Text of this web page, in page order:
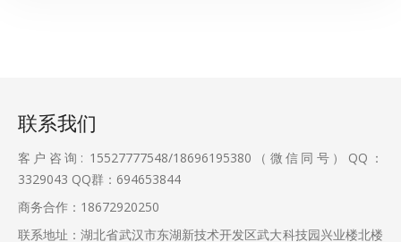
联系我们
客户咨询: 15527777548/18696195380（微信同号）QQ：
3329043 QQ群：694653844
商务合作：18672920250
联系地址：湖北省武汉市东湖新技术开发区武大科技园兴业楼北楼